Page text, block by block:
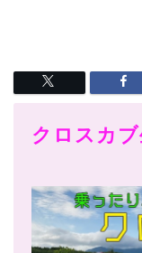
クロスカ